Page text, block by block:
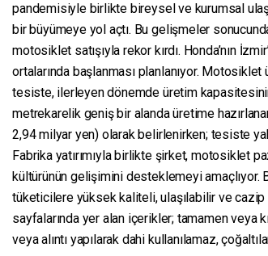
pandemisiyle birlikte bireysel ve kurumsal
bir büyümeye yol açtı. Bu gelişmeler
motosiklet satışıyla rekor kırdı. Honda’nın
ortalarında başlanması planlanıyor.
tesiste, ilerleyen dönemde üretim
metrekarelik geniş bir alanda üretime
2,94 milyar yen) olarak belirlenirken; tesiste
Fabrika yatırımıyla birlikte şirket, motosiklet
kültürünün gelişimini desteklemeyi
tüketicilere yüksek kaliteli, ulaşılabilir ve cazip
sayfalarında yer alan içerikler; tamamen veya
veya alıntı yapılarak dahi kullanılamaz,